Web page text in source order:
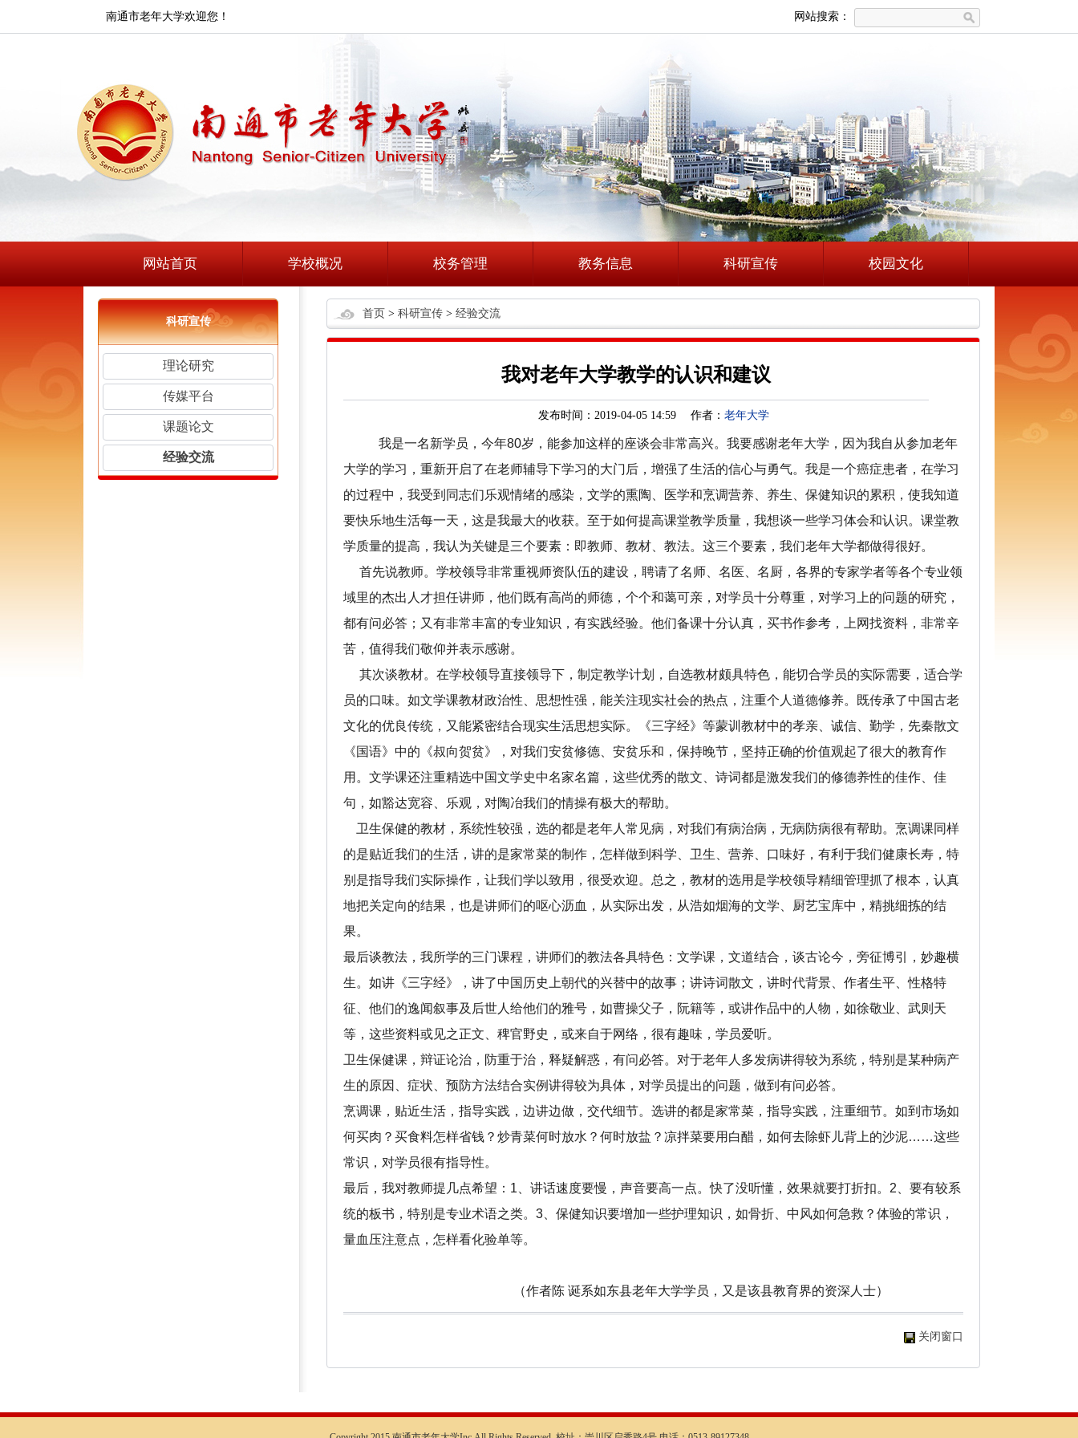
南通市老年大学欢迎您！ 网站搜索：
网站首页 学校概况 校务管理 教务信息 科研宣传 校园文化
科研宣传
理论研究
传媒平台
课题论文
经验交流
首页 > 科研宣传 > 经验交流
我对老年大学教学的认识和建议
发布时间：2019-04-05 14:59 作者： 老年大学
我是一名新学员，今年80岁，能参加这样的座谈会非常高兴。我要感谢老年大学，因为我自从参加老年
大学的学习，重新开启了在老师辅导下学习的大门后，增强了生活的信心与勇气。我是一个癌症患者，在学习
的过程中，我受到同志们乐观情绪的感染，文学的熏陶、医学和烹调营养、养生、保健知识的累积，使我知道
要快乐地生活每一天，这是我最大的收获。至于如何提高课堂教学质量，我想谈一些学习体会和认识。课堂教
学质量的提高，我认为关键是三个要素：即教师、教材、教法。这三个要素，我们老年大学都做得很好。
首先说教师。学校领导非常重视师资队伍的建设，聘请了名师、名医、名厨，各界的专家学者等各个专业领
域里的杰出人才担任讲师，他们既有高尚的师德，个个和蔼可亲，对学员十分尊重，对学习上的问题的研究，
都有问必答；又有非常丰富的专业知识，有实践经验。他们备课十分认真，买书作参考，上网找资料，非常辛
苦，值得我们敬仰并表示感谢。
其次谈教材。在学校领导直接领导下，制定教学计划，自选教材颇具特色，能切合学员的实际需要，适合学
员的口味。如文学课教材政治性、思想性强，能关注现实社会的热点，注重个人道德修养。既传承了中国古老
文化的优良传统，又能紧密结合现实生活思想实际。《三字经》等蒙训教材中的孝亲、诚信、勤学，先秦散文
《国语》中的《叔向贺贫》，对我们安贫修德、安贫乐和，保持晚节，坚持正确的价值观起了很大的教育作
用。文学课还注重精选中国文学史中名家名篇，这些优秀的散文、诗词都是激发我们的修德养性的佳作、佳
句，如豁达宽容、乐观，对陶冶我们的情操有极大的帮助。
卫生保健的教材，系统性较强，选的都是老年人常见病，对我们有病治病，无病防病很有帮助。烹调课同样
的是贴近我们的生活，讲的是家常菜的制作，怎样做到科学、卫生、营养、口味好，有利于我们健康长寿，特
别是指导我们实际操作，让我们学以致用，很受欢迎。总之，教材的选用是学校领导精细管理抓了根本，认真
地把关定向的结果，也是讲师们的呕心沥血，从实际出发，从浩如烟海的文学、厨艺宝库中，精挑细拣的结
果。
最后谈教法，我所学的三门课程，讲师们的教法各具特色：文学课，文道结合，谈古论今，旁征博引，妙趣横
生。如讲《三字经》，讲了中国历史上朝代的兴替中的故事；讲诗词散文，讲时代背景、作者生平、性格特
征、他们的逸闻叙事及后世人给他们的雅号，如曹操父子，阮籍等，或讲作品中的人物，如徐敬业、武则天
等，这些资料或见之正文、稗官野史，或来自于网络，很有趣味，学员爱听。
卫生保健课，辩证论治，防重于治，释疑解惑，有问必答。对于老年人多发病讲得较为系统，特别是某种病产
生的原因、症状、预防方法结合实例讲得较为具体，对学员提出的问题，做到有问必答。
烹调课，贴近生活，指导实践，边讲边做，交代细节。选讲的都是家常菜，指导实践，注重细节。如到市场如
何买肉？买食料怎样省钱？炒青菜何时放水？何时放盐？凉拌菜要用白醋，如何去除虾儿背上的沙泥……这些
常识，对学员很有指导性。
最后，我对教师提几点希望：1、讲话速度要慢，声音要高一点。快了没听懂，效果就要打折扣。2、要有较系
统的板书，特别是专业术语之类。3、保健知识要增加一些护理知识，如骨折、中风如何急救？体验的常识，
量血压注意点，怎样看化验单等。
（作者陈 诞系如东县老年大学学员，又是该县教育界的资深人士）
关闭窗口